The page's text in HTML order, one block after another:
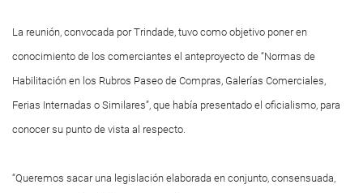
La reunión, convocada por Trindade, tuvo como objetivo poner en
conocimiento de los comerciantes el anteproyecto de “Normas de
Habilitación en los Rubros Paseo de Compras, Galerías Comerciales,
Ferias Internadas o Similares”, que había presentado el oficialismo, para
conocer su punto de vista al respecto.
“Queremos sacar una legislación elaborada en conjunto, consensuada,